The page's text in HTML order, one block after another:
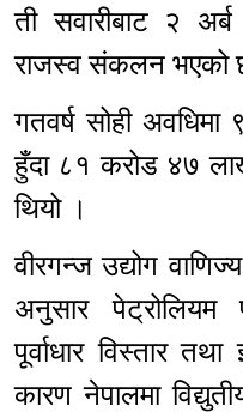
ती सवारीबाट २
राजस्व संकलन भएको
गतवर्ष सोही
हुँदा ८१ करोड ४७
थियो ।
वीरगन्ज उद्योग
अनुसार पेट्रोलियम
पूर्वाधार विस्तार
कारण नेपालमा